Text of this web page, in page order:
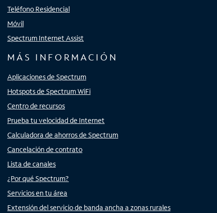
Teléfono Residencial
Móvil
Spectrum Internet Assist
MÁS INFORMACIÓN
Aplicaciones de Spectrum
Hotspots de Spectrum WiFi
Centro de recursos
Prueba tu velocidad de Internet
Calculadora de ahorros de Spectrum
Cancelación de contrato
Lista de canales
¿Por qué Spectrum?
Servicios en tu área
Extensión del servicio de banda ancha a zonas rurales